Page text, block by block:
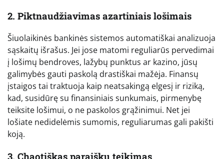
2. Piktnaudžiavimas azartiniais lošimais
Šiuolaikinės bankinės sistemos automatiškai analizuoja
sąskaitų išrašus. Jei jose matomi reguliarūs pervedimai
į lošimų bendroves, lažybų punktus ar kazino, jūsų
galimybės gauti paskolą drastiškai mažėja. Finansų
įstaigos tai traktuoja kaip neatsakingą elgesį ir riziką,
kad, susidūrę su finansiniais sunkumais, pirmenybę
teiksite lošimui, o ne paskolos grąžinimui. Net jei
lošiate nedidelėmis sumomis, reguliarumas gali pakišti
koją.
3. Chaotiškas paraiškų teikimas